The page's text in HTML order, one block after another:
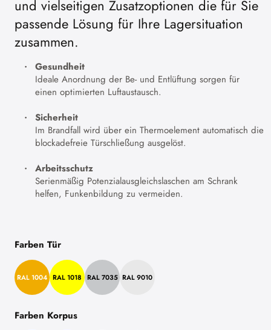
und vielseitigen Zusatzoptionen die für Sie
passende Lösung für Ihre Lagersituation
zusammen.
Gesundheit
Ideale Anordnung der Be- und Entlüftung sorgen für
einen optimierten Luftaustausch.
Sicherheit
Im Brandfall wird über ein Thermoelement automatisch die
blockadefreie Türschließung ausgelöst.
Arbeitsschutz
Serienmäßig Potenzialausgleichslaschen am Schrank
helfen, Funkenbildung zu vermeiden.
Farben Tür
RAL 1004 RAL 1018 RAL 7035 RAL 9010
Farben Korpus